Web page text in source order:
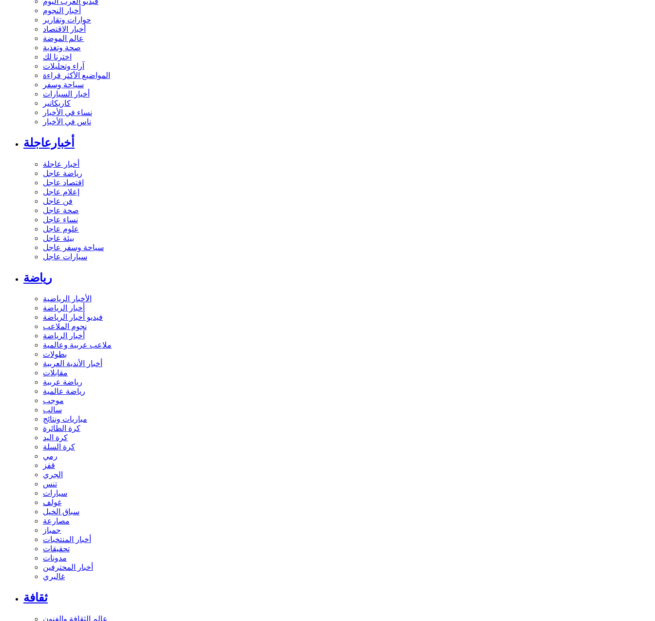
أخبار النجوم
حوارات وتقارير
أخبار الاقتصاد
عالم الموضة
صحة وتغذية
اخترنا لك
آراء وتحليلات
المواضيع الأكثر قراءة
سياحة وسفر
أخبار السيارات
كاريكاتير
نساء في الأخبار
ناس في الأخبار
أخبارعاجلة
أخبار عاجلة
رياضة عاجل
اقتصاد عاجل
إعلام عاجل
فن عاجل
صحة عاجل
نساء عاجل
علوم عاجل
بيئة عاجل
سياحة وسفر عاجل
سيارات عاجل
رياضة
الأخبار الرياضية
أخبار الرياضة
فيديو أخبار الرياضة
نجوم الملاعب
أخبار الرياضة
ملاعب عربية وعالمية
بطولات
أخبار الأندية العربية
مقابلات
رياضة عربية
رياضة عالمية
موجب
سالب
مباريات ونتائج
كرة الطائرة
كرة اليد
كرة السلة
رمي
قفز
الجري
تنس
سيارات
غولف
سباق الخيل
مصارعة
جمباز
أخبار المنتخبات
تحقيقات
مدونات
أخبار المحترفين
غاليري
ثقافة
عالم الثقافة والفنون